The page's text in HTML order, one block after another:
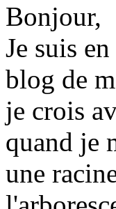
Bonjour,
Je suis
blog de
je crois
quand je
une